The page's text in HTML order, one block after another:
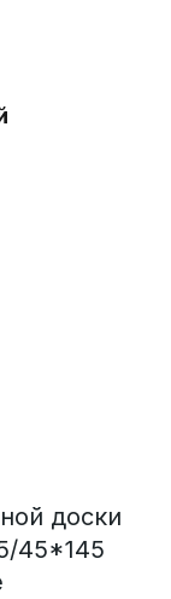
доски
45*145